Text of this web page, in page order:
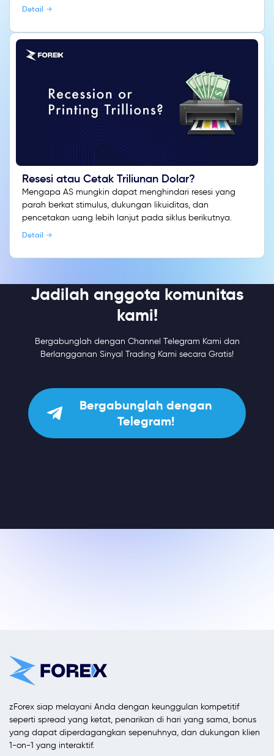
Detail
Resesi atau Cetak Triliunan Dolar?
Mengapa AS mungkin dapat menghindari resesi yang
parah berkat stimulus, dukungan likuiditas, dan
pencetakan uang lebih lanjut pada siklus berikutnya.
Detail
Jadilah anggota komunitas
kami!
Bergabunglah dengan Channel Telegram Kami dan
Berlangganan Sinyal Trading Kami secara Gratis!
Bergabunglah dengan
Telegram!
zForex siap melayani Anda dengan keunggulan kompetitif
seperti spread yang ketat, penarikan di hari yang sama, bonus
yang dapat diperdagangkan sepenuhnya, dan dukungan klien
1-on-1 yang interaktif.